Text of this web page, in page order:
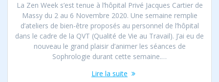
La Zen Week ​s’est tenue à l’hôpital Privé Jacques Cartier de
Massy du 2 au 6 Novembre 2020. Une semaine remplie
d’ateliers de bien-être proposés au personnel de ​l’hôpital
dans le cadre de la QVT (Qualité de Vie au Travail). J’ai eu de
nouveau le grand plaisir d’animer les séances de
Sophrologie durant cette semaine.…
Lire la suite